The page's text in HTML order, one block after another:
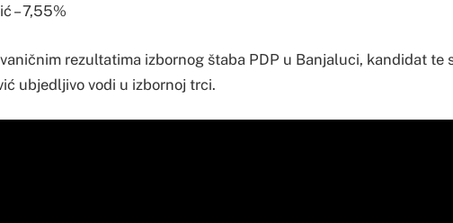
– 7,55%
rezultatima izbornog štaba PDP u Banjaluci, kandidat te
ubjedljivo vodi u izbornoj trci.